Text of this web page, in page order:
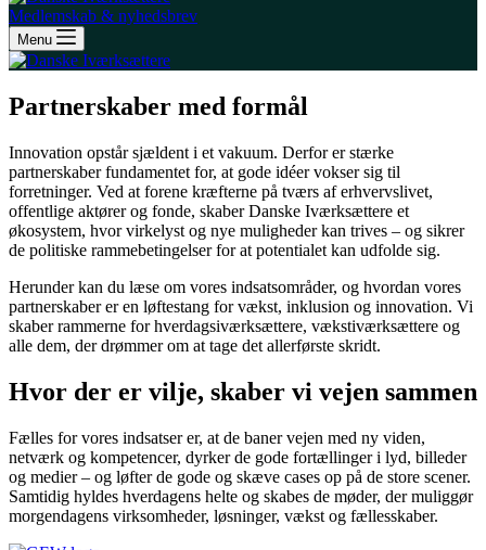
Medlemskab & nyhedsbrev
Menu
Partnerskaber med formål
Innovation opstår sjældent i et vakuum. Derfor er stærke
partnerskaber fundamentet for, at gode idéer vokser sig til
forretninger. Ved at forene kræfterne på tværs af erhvervslivet,
offentlige aktører og fonde, skaber Danske Iværksættere et
økosystem, hvor virkelyst og nye muligheder kan trives – og sikrer
de politiske rammebetingelser for at potentialet kan udfolde sig.
Herunder kan du læse om vores indsatsområder, og hvordan vores
partnerskaber er en løftestang for vækst, inklusion og innovation. Vi
skaber rammerne for hverdagsiværksættere, vækstiværksættere og
alle dem, der drømmer om at tage det allerførste skridt.
Hvor der er vilje, skaber vi vejen sammen
Fælles for vores indsatser er, at de baner vejen med ny viden,
netværk og kompetencer, dyrker de gode fortællinger i lyd, billeder
og medier – og løfter de gode og skæve cases op på de store scener.
Samtidig hyldes hverdagens helte og skabes de møder, der muliggør
morgendagens virksomheder, løsninger, vækst og fællesskaber.